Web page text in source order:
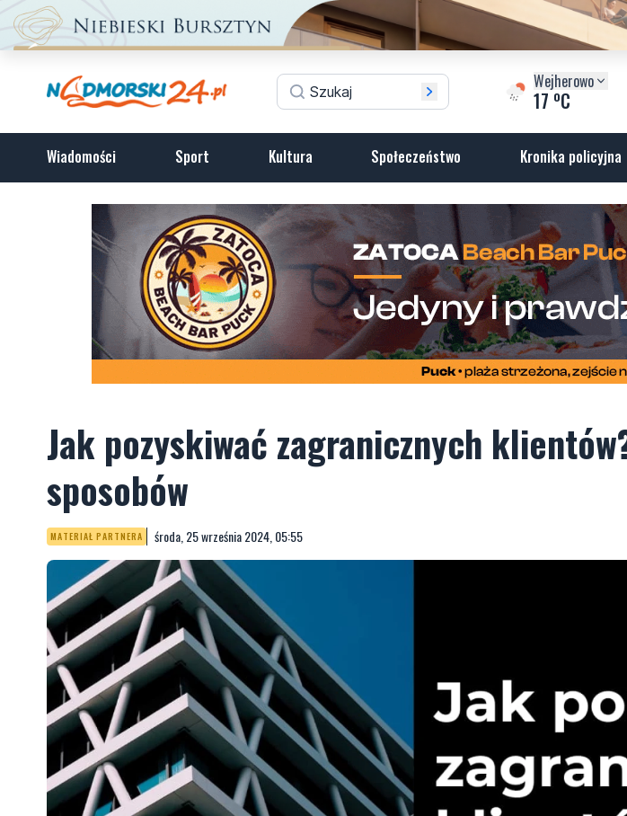
Wejherowo
17 oC
Wiadomości Sport Kultura Społeczeństwo Kronika policyjna
Jak pozyskiwać zagranicznych
sposobów
MATERIAŁ PARTNERA środa, 25 września 2024, 05:55